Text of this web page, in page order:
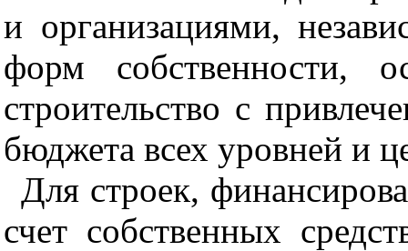
и организациями,
форм собственности,
строительство с
бюджета всех уровней и
Для строек,
счет собственных